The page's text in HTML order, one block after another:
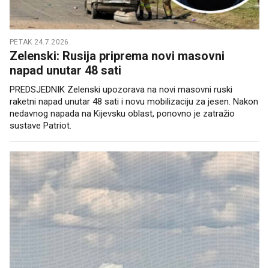
PETAK 24.7.2026.
Zelenski: Rusija priprema novi masovni
napad unutar 48 sati
PREDSJEDNIK Zelenski upozorava na novi masovni ruski
raketni napad unutar 48 sati i novu mobilizaciju za jesen. Nakon
nedavnog napada na Kijevsku oblast, ponovno je zatražio
sustave Patriot.